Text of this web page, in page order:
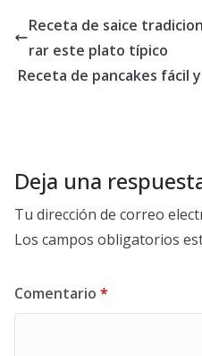
Receta de saice
rar este plato típico
Receta de pancakes fácil
Deja una
Tu dirección de correo
Los campos obligatorios
Comentario *